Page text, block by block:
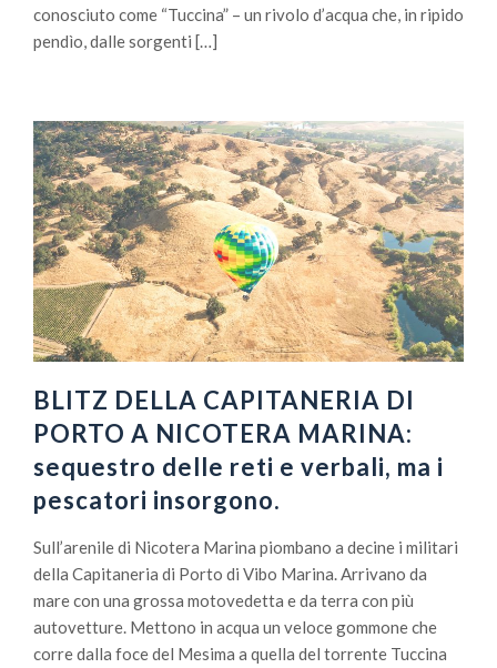
conosciuto come “Tuccina” – un rivolo d’acqua che, in ripido
pendìo, dalle sorgenti […]
BLITZ DELLA CAPITANERIA DI
PORTO A NICOTERA MARINA:
sequestro delle reti e verbali, ma i
pescatori insorgono.
Sull’arenile di Nicotera Marina piombano a decine i militari
della Capitaneria di Porto di Vibo Marina. Arrivano da
mare con una grossa motovedetta e da terra con più
autovetture. Mettono in acqua un veloce gommone che
corre dalla foce del Mesima a quella del torrente Tuccina